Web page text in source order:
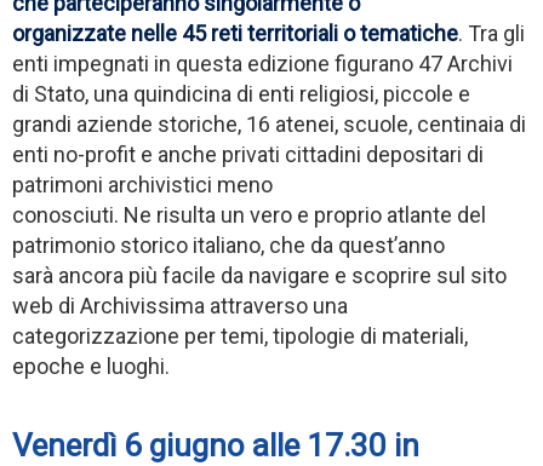
organizzate nelle 45 reti territoriali o tematiche. Tra gli
enti impegnati in questa edizione figurano 47 Archivi
di Stato, una quindicina di enti religiosi, piccole e
grandi aziende storiche, 16 atenei, scuole, centinaia di
enti no-profit e anche privati cittadini depositari di
patrimoni archivistici meno
conosciuti. Ne risulta un vero e proprio atlante del
patrimonio storico italiano, che da quest’anno
sarà ancora più facile da navigare e scoprire sul sito
web di Archivissima attraverso una
categorizzazione per temi, tipologie di materiali,
epoche e luoghi.
Venerdì 6 giugno alle 17.30 in